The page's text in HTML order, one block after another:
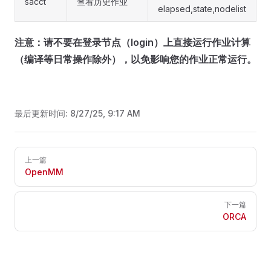
elapsed,state,nodelist
注意：请不要在登录节点（login）上直接运行作业计算
（编译等日常操作除外），以免影响您的作业正常运行。
最后更新时间: 8/27/25, 9:17 AM
Pager
上一篇
OpenMM
下一篇
ORCA